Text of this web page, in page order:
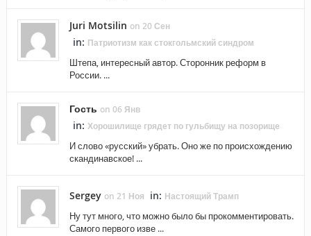
Juri Motsilin on 20 Сен
in: Патриотизм как стокгольмский синдром
Штепа, интересный автор. Сторонник реформ в
России. ...
Гость on 06 Янв
in: Хорошилище грядет по гульбищу на позорище
И слово «русский» убрать. Оно же по происхождению
скандинавское! ...
Sergey on 21 Ноя in: Настоящий Трамп
Ну тут много, что можно было бы прокомментировать.
Самого первого изве ...